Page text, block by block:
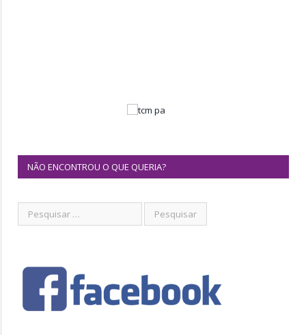
NÃO ENCONTROU O QUE QUERIA?